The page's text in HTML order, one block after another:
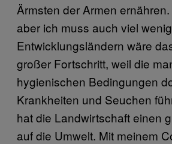
Ärmsten der Armen
aber ich muss auch viel
Entwicklungsländern wäre
großer Fortschritt, weil die
hygienischen Bedingungen
Krankheiten und Seuchen
hat die Landwirtschaft einen
auf die Umwelt. Mit meinem